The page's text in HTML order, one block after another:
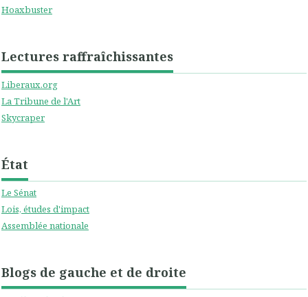
Hoaxbuster
Lectures raffraîchissantes
Liberaux.org
La Tribune de l'Art
Skycraper
État
Le Sénat
Lois, études d'impact
Assemblée nationale
Blogs de gauche et de droite